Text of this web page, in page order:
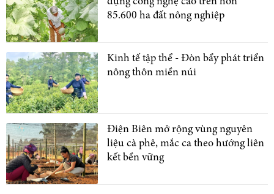
85.600 ha đất nông nghiệp
Kinh tế tập thể - Đòn bẩy phát triển
nông thôn miền núi
Điện Biên mở rộng vùng nguyên
liệu cà phê, mắc ca theo hướng liên
kết bền vững